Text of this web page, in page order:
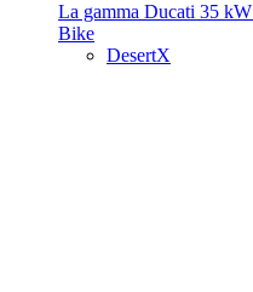
La gamma Ducati 35 kW
Bike
DesertX